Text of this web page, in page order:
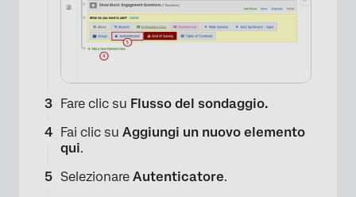
Fare clic su Flusso del sondaggio.
Fai clic su Aggiungi un nuovo elemento
qui.
Selezionare Autenticatore.